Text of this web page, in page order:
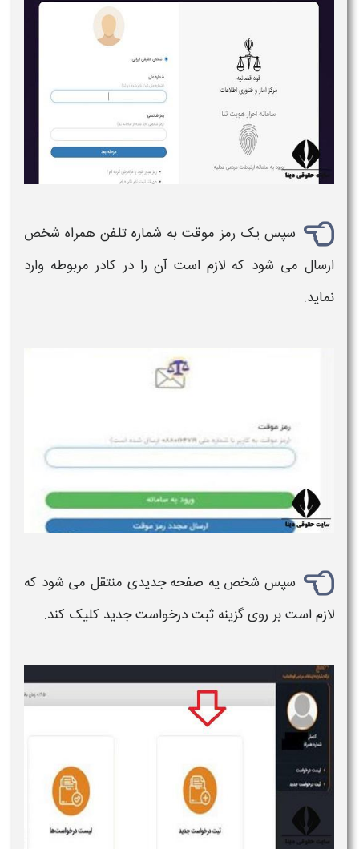
سپس یک رمز موقت به شماره تلفن همراه شخص
ارسال می شود که لازم است آن را در کادر مربوطه وارد
نماید.
سپس شخص یه صفحه جدیدی منتقل می شود که
لازم است بر روی گزینه ثبت درخواست جدید کلیک کند.